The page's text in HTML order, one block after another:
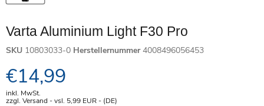
Varta Aluminium Light F30 Pro
SKU 10803033-0 Herstellernummer 4008496056453
Aktueller Preis
€14,99
inkl. MwSt.
zzgl. Versand - vsl. 5,99 EUR- (DE)